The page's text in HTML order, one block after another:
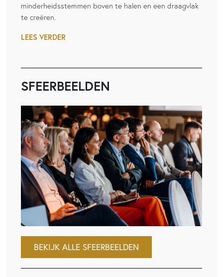
minderheidsstemmen boven te halen en een draagvlak
te creëren.
LEES VERDER
SFEERBEELDEN
BEKIJK ALLE SFEERBEELDEN